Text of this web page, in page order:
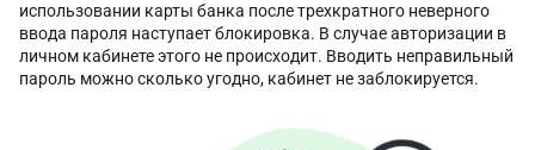
использовании карты банка после трехкратного неверного
ввода пароля наступает блокировка. В случае авторизации в
личном кабинете этого не происходит. Вводить неправильный
пароль можно сколько угодно, кабинет не заблокируется.